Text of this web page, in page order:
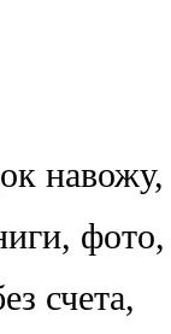
навожу,
фото,
счета,